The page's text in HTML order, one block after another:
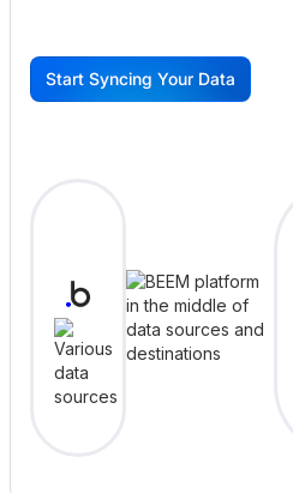
G
Start Syncing Your Data